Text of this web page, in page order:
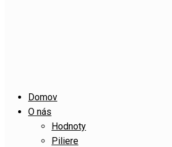
Domov
O nás
Hodnoty
Piliere